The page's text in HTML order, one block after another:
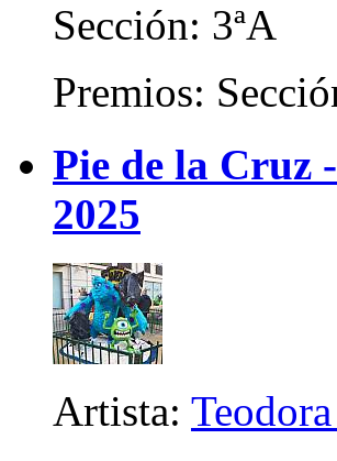
Sección: 3ªA
Premios:
Pie de la Cruz
2025
Artista: